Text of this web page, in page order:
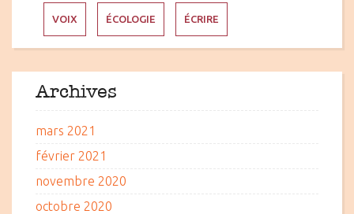
VOIX ÉCOLOGIE ÉCRIRE
Archives
mars 2021
février 2021
novembre 2020
octobre 2020